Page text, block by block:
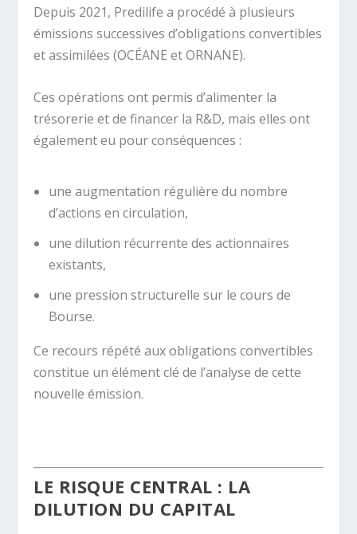
Depuis 2021, Predilife a procédé à plusieurs
émissions successives d’obligations convertibles
et assimilées (OCÉANE et ORNANE).
Ces opérations ont permis d’alimenter la
trésorerie et de financer la R&D, mais elles ont
également eu pour conséquences :
une augmentation régulière du nombre
d’actions en circulation,
une dilution récurrente des actionnaires
existants,
une pression structurelle sur le cours de
Bourse.
Ce recours répété aux obligations convertibles
constitue un élément clé de l’analyse de cette
nouvelle émission.
LE RISQUE CENTRAL : LA
DILUTION DU CAPITAL